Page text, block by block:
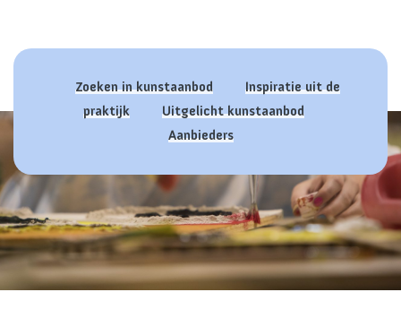
Zoeken in kunstaanbod
Inspiratie uit de
praktijk
Uitgelicht kunstaanbod
Aanbieders